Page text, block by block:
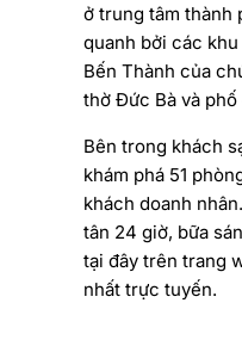
ở trung tâm thành
quanh bởi các
Bến Thành của
thờ Đức Bà và
Bên trong khách
khám phá 51
khách doanh
tân 24 giờ, bữa
tại đây trên trang
nhất trực tuyến.